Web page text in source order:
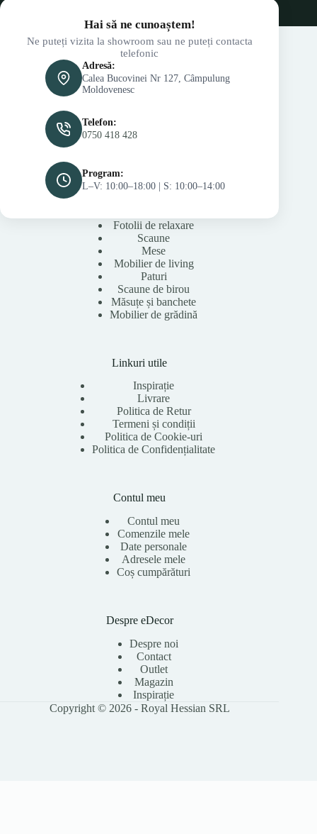
Hai să ne cunoaștem!
Ne puteți vizita la showroom sau ne puteți contacta
telefonic
Adresă:
Calea Bucovinei Nr 127, Câmpulung
Moldovenesc
Telefon:
0750 418 428
Program:
L–V: 10:00–18:00 | S: 10:00–14:00
Fotolii de relaxare
Scaune
Mese
Mobilier de living
Paturi
Scaune de birou
Măsuțe și banchete
Mobilier de grădină
Linkuri utile
Inspirație
Livrare
Politica de Retur
Termeni și condiții
Politica de Cookie-uri
Politica de Confidențialitate
Contul meu
Contul meu
Comenzile mele
Date personale
Adresele mele
Coș cumpărături
Despre eDecor
Despre noi
Contact
Outlet
Magazin
Inspirație
Copyright © 2026 - Royal Hessian SRL